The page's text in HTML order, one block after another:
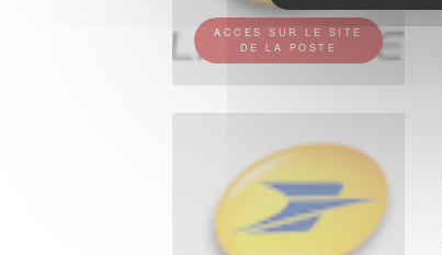
ACCES SUR LE SITE
DE LA POSTE